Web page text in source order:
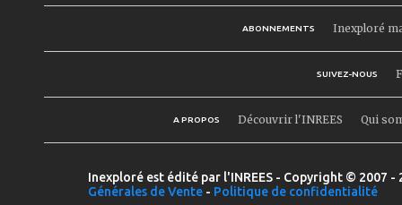
ABONNEMENTS Inexploré
SUIVEZ-NOUS
A PROPOS Découvrir l'INREES Qui
Inexploré est édité par l'INREES - Copyright © 2007
Générales de Vente - Politique de confidentialité